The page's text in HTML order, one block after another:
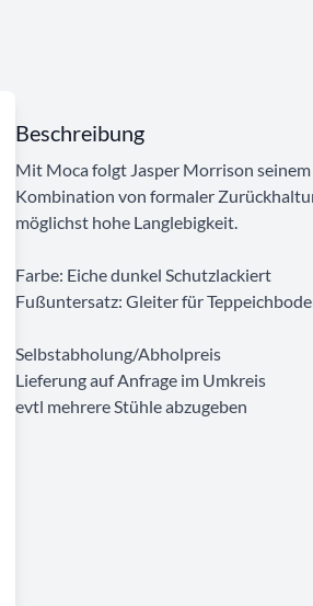
Beschreibung
Mit Moca folgt Jasper Morrison
Kombination von formaler
möglichst hohe Langlebigkeit.
Farbe: Eiche dunkel Schutzlackiert
Fußuntersatz: Gleiter für
Selbstabholung/Abholpreis
Lieferung auf Anfrage im Umkreis
evtl mehrere Stühle abzugeben